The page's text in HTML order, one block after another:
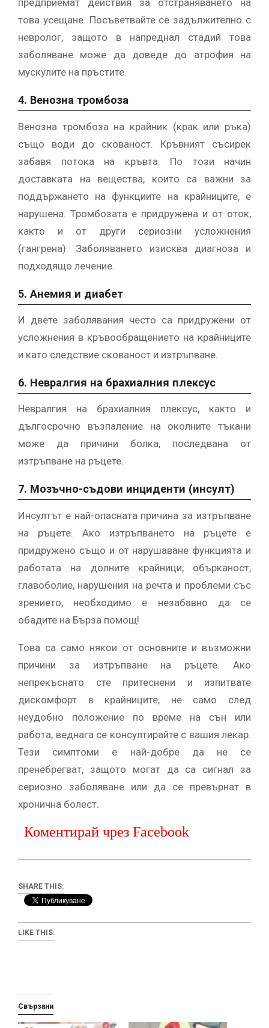
предприемат действия за отстраняването на
това усещане. Посъветвайте се задължително с
невролог, защото в напреднал стадий това
заболяване може да доведе до атрофия на
мускулите на пръстите.
4. Венозна тромбоза
Венозна тромбоза на крайник (крак или ръка)
също води до скованост. Кръвният съсирек
забавя потока на кръвта. По този начин
доставката на вещества, които са важни за
поддържането на функциите на крайниците, е
нарушена. Тромбозата е придружена и от оток,
както и от други сериозни усложнения
(гангрена). Заболяването изисква диагноза и
подходящо лечение.
5. Анемия и диабет
И двете заболявания често са придружени от
усложнения в кръвообращението на крайниците
и като следствие скованост и изтръпване.
6. Невралгия на брахиалния плексус
Невралгия на брахиалния плексус, както и
дългосрочно възпаление на околните тъкани
може да причини болка, последвана от
изтръпване на ръцете.
7. Мозъчно-съдови инциденти (инсулт)
Инсултът е най-опасната причина за изтръпване
на ръцете. Ако изтръпването на ръцете е
придружено също и от нарушаване функцията и
работата на долните крайници, обърканост,
главоболие, нарушения на речта и проблеми със
зрението, необходимо е незабавно да се
обадите на Бърза помощ!
Това са само някои от основните и възможни
причини за изтръпване на ръцете. Ако
непрекъснато сте притеснени и изпитвате
дискомфорт в крайниците, не само след
неудобно положение по време на сън или
работа, веднага се консултирайте с вашия лекар.
Тези симптоми е най-добре да не се
пренебрегват, защото могат да са сигнал за
сериозно заболяване или да се превърнат в
хронична болест.
Коментирай чрез Facebook
SHARE THIS:
LIKE THIS:
Свързани